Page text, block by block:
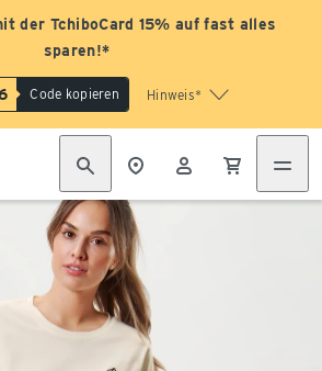
der TchiboCard 15% auf fast alles
sparen!*
Code kopieren Hinweis*